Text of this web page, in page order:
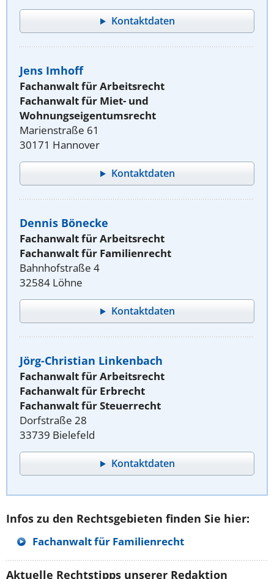
Kontaktdaten
Jens Imhoff
Fachanwalt für Arbeitsrecht
Fachanwalt für Miet- und
Wohnungseigentumsrecht
Marienstraße 61
30171 Hannover
Kontaktdaten
Dennis Bönecke
Fachanwalt für Arbeitsrecht
Fachanwalt für Familienrecht
Bahnhofstraße 4
32584 Löhne
Kontaktdaten
Jörg-Christian Linkenbach
Fachanwalt für Arbeitsrecht
Fachanwalt für Erbrecht
Fachanwalt für Steuerrecht
Dorfstraße 28
33739 Bielefeld
Kontaktdaten
Infos zu den Rechtsgebieten finden Sie hier:
Fachanwalt für Familienrecht
Aktuelle Rechtstipps unserer Redaktion